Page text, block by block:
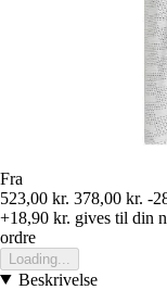
Fra
523,00 kr. 378,00 kr. -
+18,90 kr. gives til din
ordre
Loading...
Beskrivelse